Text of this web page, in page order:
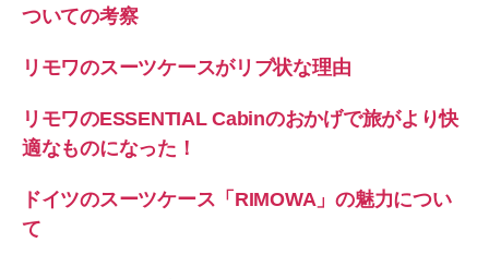
ついての考察
リモワのスーツケースがリブ状な理由
リモワのESSENTIAL Cabinのおかげで旅がより快
適なものになった！
ドイツのスーツケース「RIMOWA」の魅力につい
て